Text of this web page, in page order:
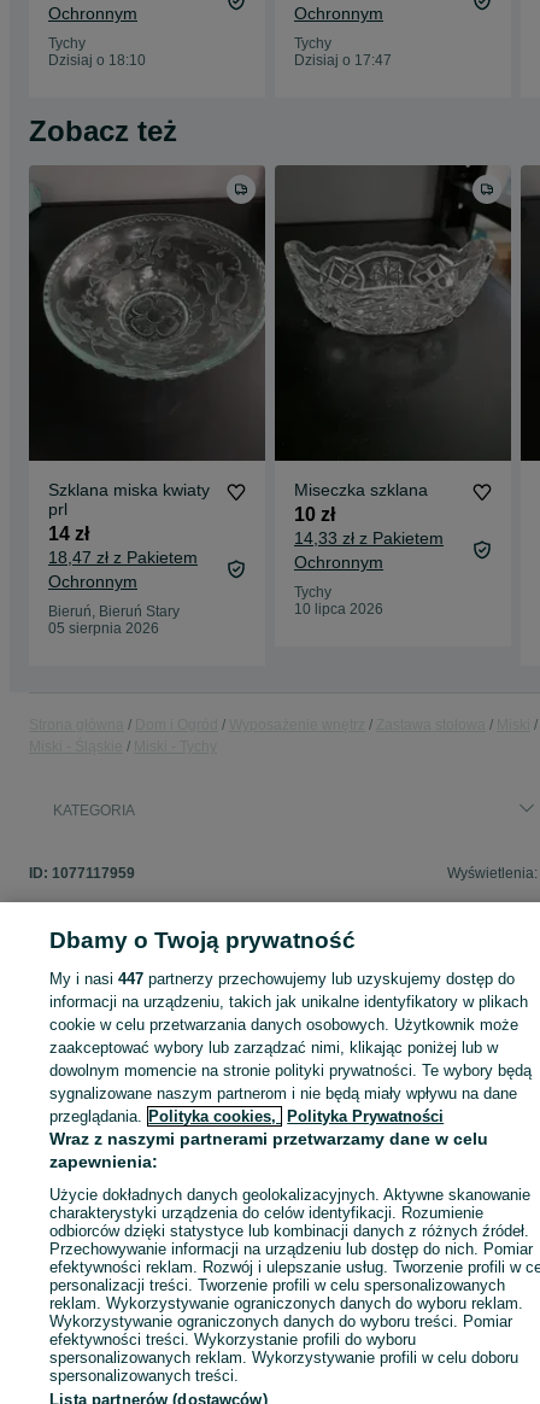
Ochronnym
Tychy
Dzisiaj o 18:10
Ochronnym
Tychy
Dzisiaj o 17:47
Zobacz też
Szklana miska kwiaty
prl
14 zł
18,47 zł z Pakietem
Ochronnym
Bieruń, Bieruń Stary
05 sierpnia 2026
Miseczka szklana
10 zł
14,33 zł z Pakietem
Ochronnym
Tychy
10 lipca 2026
KATEGORIA
ID: 1077117959 Wyświetlenia:
Zaloguj się lub załóż konto na OLX, aby skontaktować się z
sprzedającym
Zaloguj się / Załóż konto
Kup
Dbamy o Twoją prywatność
My i nasi447 partnerzy przechowujemy lub uzyskujemy dostęp do
informacji na urządzeniu, takich jak unikalne identyfikatory w plikach
cookie w celu przetwarzania danych osobowych. Użytkownik może
zaakceptować wybory lub zarządzać nimi, klikając poniżej lub w
dowolnym momencie na stronie polityki prywatności. Te wybory będą
sygnalizowane naszym partnerom i nie będą miały wpływu na dane
przeglądania. Polityka cookies, Polityka Prywatności
Wraz z naszymi partnerami przetwarzamy dane w celu
zapewnienia:
Użycie dokładnych danych geolokalizacyjnych. Aktywne skanowanie
charakterystyki urządzenia do celów identyfikacji. Rozumienie
odbiorców dzięki statystyce lub kombinacji danych z różnych źródeł.
Przechowywanie informacji na urządzeniu lub dostęp do nich. Pomiar
efektywności reklam. Rozwój i ulepszanie usług. Tworzenie profili w
personalizacji treści. Tworzenie profili w celu spersonalizowanych
reklam. Wykorzystywanie ograniczonych danych do wyboru reklam.
Wykorzystywanie ograniczonych danych do wyboru treści. Pomiar
efektywności treści. Wykorzystanie profili do wyboru
spersonalizowanych reklam. Wykorzystywanie profili w celu doboru
spersonalizowanych treści.
Lista partnerów (dostawców)